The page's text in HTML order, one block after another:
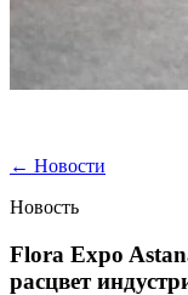
← Новости
Новость
Flora Expo
расцвет